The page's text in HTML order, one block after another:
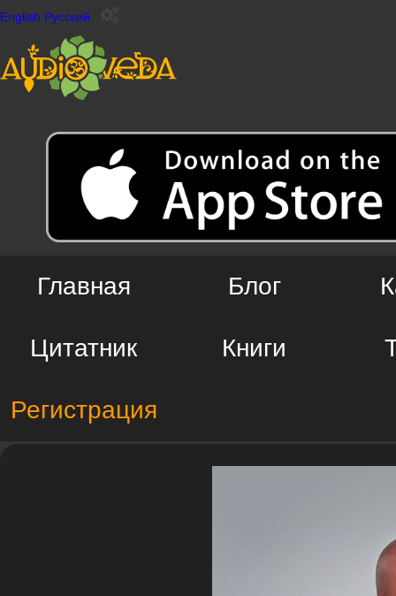
English Русский
Главная Блог
Цитатник Книги
Регистрация